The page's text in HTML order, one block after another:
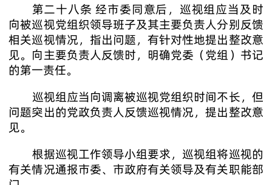
第二十八条 经市委同意后，巡视组应当及时
向被巡视党组织领导班子及其主要负责人分别反馈
相关巡视情况，指出问题，有针对性地提出整改意
见。向主要负责人反馈时，明确党委（党组）书记
的第一责任。
巡视组应当向调离被巡视党组织时间不长，但
问题突出的党政负责人反馈巡视情况，提出整改意
见。
根据巡视工作领导小组要求，巡视组将巡视的
有关情况通报市委、市政府有关领导及有关职能部